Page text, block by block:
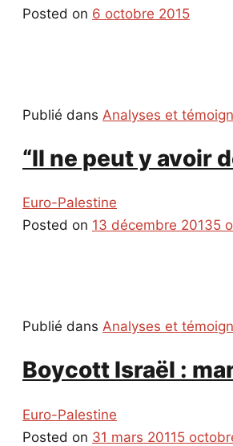
Posted on 6 octobre 2015
Publié dans Analyses et
“Il ne peut y avoir
Euro-Palestine
Posted on 13 décembre 20135
Publié dans Analyses et
Boycott Israël :
Euro-Palestine
Posted on 31 mars 20115